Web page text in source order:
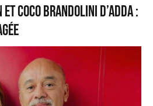
Coco Brandolini d’Adda :